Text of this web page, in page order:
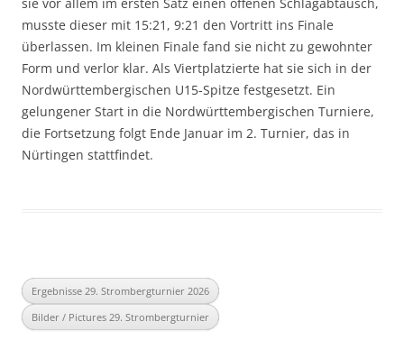
musste dieser mit 15:21, 9:21 den Vortritt ins Finale
überlassen. Im kleinen Finale fand sie nicht zu gewohnter
Form und verlor klar. Als Viertplatzierte hat sie sich in der
Nordwürttembergischen U15-Spitze festgesetzt. Ein
gelungener Start in die Nordwürttembergischen Turniere,
die Fortsetzung folgt Ende Januar im 2. Turnier, das in
Nürtingen stattfindet.
Ergebnisse 29. Strombergturnier 2026
Bilder / Pictures 29. Strombergturnier